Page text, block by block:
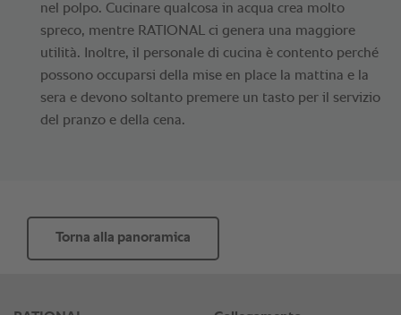
nel polpo. Cucinare qualcosa in acqua crea molto
spreco, mentre RATIONAL ci genera una maggiore
utilità. Inoltre, il personale di cucina è contento perché
possono occuparsi della mise en place la mattina e la
sera e devono soltanto premere un tasto per il servizio
del pranzo e della cena.
Torna alla panoramica